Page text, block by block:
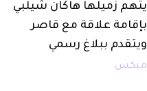
يتهم زميلها هاكان شيلبي
بإقامة علاقة مع قاصر
ويتقدم ببلاغ رسمي
ميكس